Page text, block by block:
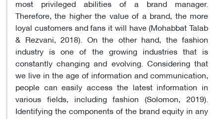
most privileged abilities of a brand manager.
Therefore, the higher the value of a brand, the more
loyal customers and fans it will have (Mohabbat Talab
& Rezvani, 2018). On the other hand, the fashion
industry is one of the growing industries that is
constantly changing and evolving. Considering that
we live in the age of information and communication,
people can easily access the latest information in
various fields, including fashion (Solomon, 2019).
Identifying the components of the brand equity in any